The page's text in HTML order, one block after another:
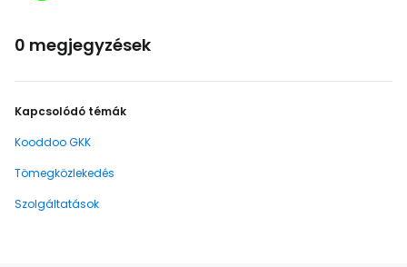
0 megjegyzések
Kapcsolódó témák
Kooddoo GKK
Tömegközlekedés
Szolgáltatások